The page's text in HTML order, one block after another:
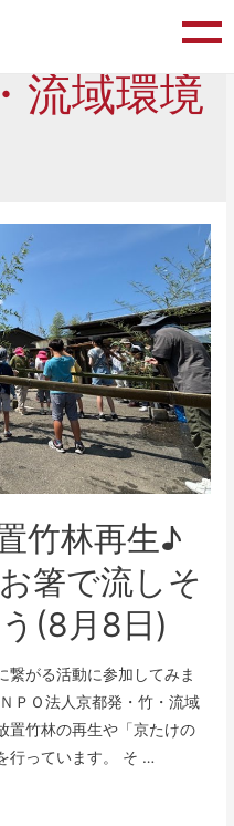
流域環境
竹林再生♪
箸で流しそ
(8月8日)
繋がる活動に参加してみま
ＰＯ法人京都発・竹・流域
置竹林の再生や「京たけの
行っています。 そ …